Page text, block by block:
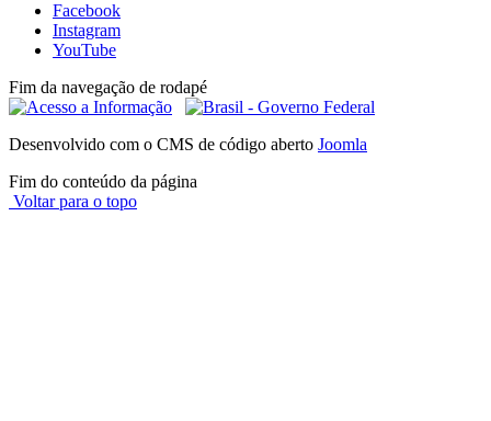
Facebook
Instagram
YouTube
Fim da navegação de rodapé
Desenvolvido com o CMS de código aberto Joomla
Fim do conteúdo da página
Voltar para o topo